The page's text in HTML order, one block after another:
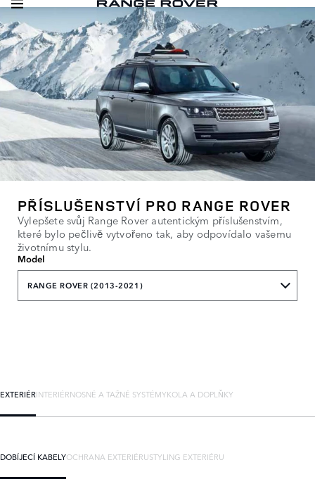
PŘÍSLUŠENSTVÍ PRO RANGE ROVER
Vylepšete svůj Range Rover autentickým příslušenstvím,
které bylo pečlivě vytvořeno tak, aby odpovídalo vašemu
životnímu stylu.
Model
RANGE ROVER (2013-2021)
EXTERIÉRINTERIÉRNOSNÉ A TAŽNÉ SYSTÉMYKOLA A DOPLŇKY
DOBÍJECÍ KABELYOCHRANA EXTERIÉRUSTYLING EXTERIÉRU